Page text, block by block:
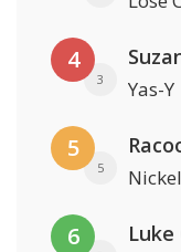
4
3 Yas-Y
5
5
6 Luke